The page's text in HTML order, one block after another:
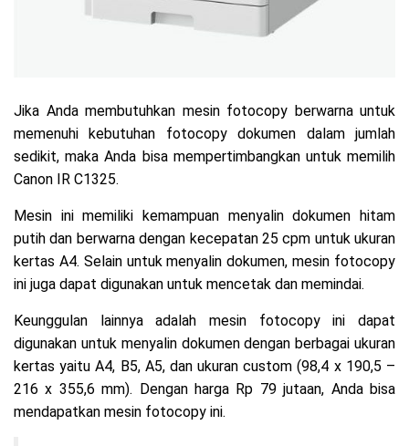
Jika Anda membutuhkan mesin fotocopy berwarna untuk
memenuhi kebutuhan fotocopy dokumen dalam jumlah
sedikit, maka Anda bisa mempertimbangkan untuk memilih
Canon IR C1325.
Mesin ini memiliki kemampuan menyalin dokumen hitam
putih dan berwarna dengan kecepatan 25 cpm untuk ukuran
kertas A4. Selain untuk menyalin dokumen, mesin fotocopy
ini juga dapat digunakan untuk mencetak dan memindai.
Keunggulan lainnya adalah mesin fotocopy ini dapat
digunakan untuk menyalin dokumen dengan berbagai ukuran
kertas yaitu A4, B5, A5, dan ukuran custom (98,4 x 190,5 –
216 x 355,6 mm). Dengan harga Rp 79 jutaan, Anda bisa
mendapatkan mesin fotocopy ini.